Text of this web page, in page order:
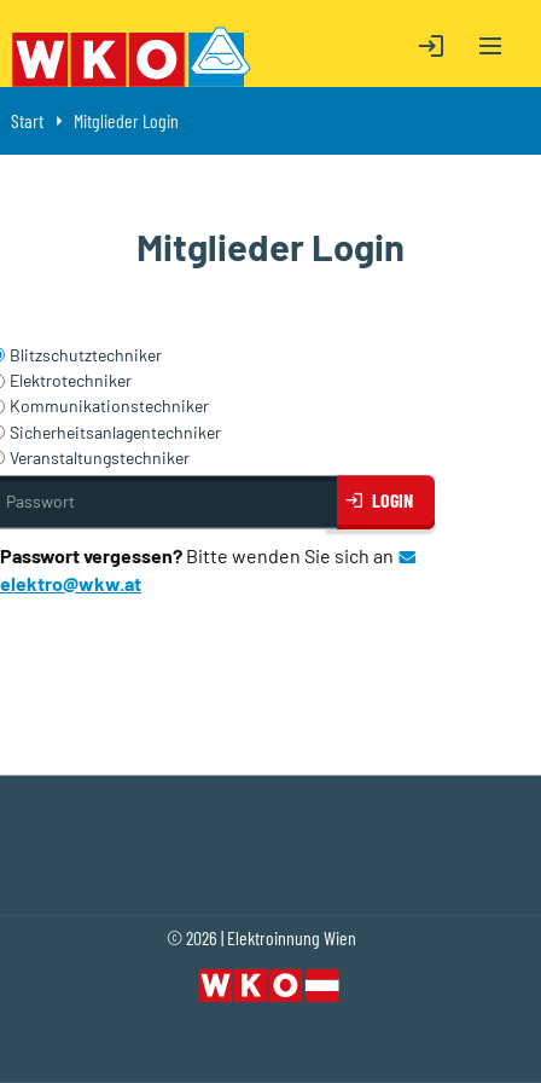
ÖFFNE LOGIN
ÖFFNE LOGIN
OPEN
Start Aktuell: Mitglieder Login
Mitglieder Login
Mitglieder Login
Blitzschutztechniker
Elektrotechniker
Kommunikationstechniker
Sicherheitsanlagentechniker
Veranstaltungstechniker
LOGIN
Passwort vergessen? Bitte wenden Sie sich an
elektro@wkw.at
Fußleistennavigation
© 2026 | Elektroinnung Wien